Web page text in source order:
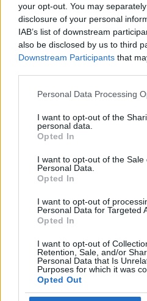
your opt-out. You may
disclosure of your personal
IAB’s list of downstream
also be disclosed by us to third
Downstream Participants that
Personal Data Processing
I want to opt-out of the
personal data.
Opted In
I want to opt-out of the Sale
Personal Data.
Opted In
I want to opt-out of
Personal Data for Targeted
Opted In
I want to opt-out of
Retention, Sale, and/or
Personal Data that Is
Purposes for which it was
Opted Out
Aksland Bygg